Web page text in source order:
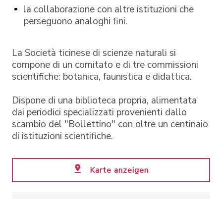
la collaborazione con altre istituzioni che
perseguono analoghi fini.
La Società ticinese di scienze naturali si
compone di un comitato e di tre commissioni
scientifiche: botanica, faunistica e didattica.
Dispone di una biblioteca propria, alimentata
dai periodici specializzati provenienti dallo
scambio del "Bollettino" con oltre un centinaio
di istituzioni scientifiche.
Karte anzeigen